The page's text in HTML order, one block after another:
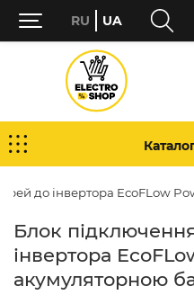
до інвертора EcoFLow
Блок
інвертора
акумуляторною
RU UA